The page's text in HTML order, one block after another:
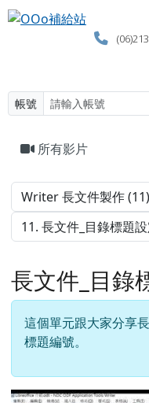
跳至主內容區
OOo補給站
帳號
所有影片
長文件_目錄
這個單元跟大家分享
標題編號。